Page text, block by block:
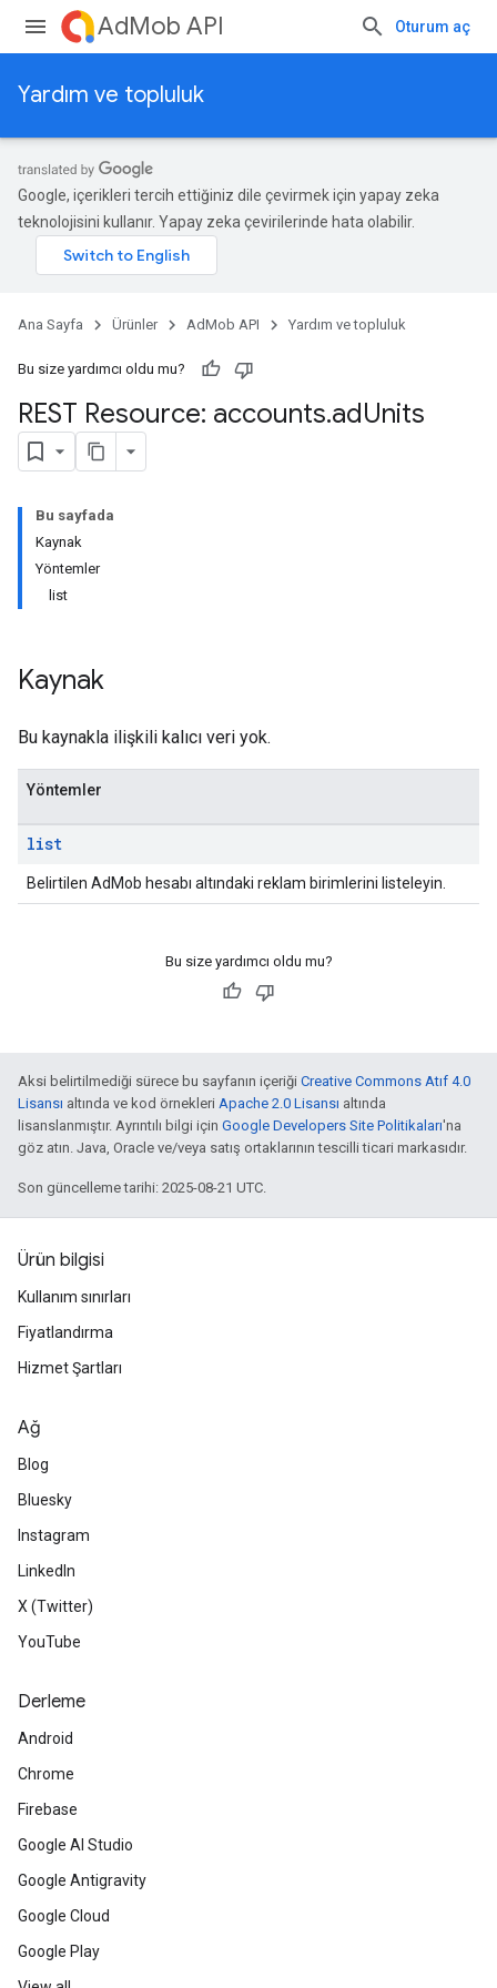
AdMob API Oturum aç
Yardım ve topluluk
Google, içerikleri tercih ettiğiniz dile çevirmek için yapay zeka
teknolojisini kullanır. Yapay zeka çevirilerinde hata olabilir.
Ana Sayfa Ürünler AdMob API Yardım ve topluluk
Bu size yardımcı oldu mu?
REST Resource: accounts.adUnits
Bu sayfada
Kaynak
Yöntemler
list
Kaynak
Bu kaynakla ilişkili kalıcı veri yok.
Yöntemler
list
Belirtilen AdMob hesabı altındaki reklam birimlerini listeleyin.
Bu size yardımcı oldu mu?
Aksi belirtilmediği sürece bu sayfanın içeriği Creative Commons Atıf 4.0
Lisansı altında ve kod örnekleri Apache 2.0 Lisansı altında
lisanslanmıştır. Ayrıntılı bilgi için Google Developers Site Politikaları'na
göz atın. Java, Oracle ve/veya satış ortaklarının tescilli ticari markasıdır.
Son güncelleme tarihi: 2025-08-21 UTC.
Ürün bilgisi
Kullanım sınırları
Fiyatlandırma
Hizmet Şartları
Ağ
Blog
Bluesky
Instagram
LinkedIn
X (Twitter)
YouTube
Derleme
Android
Chrome
Firebase
Google AI Studio
Google Antigravity
Google Cloud
Google Play